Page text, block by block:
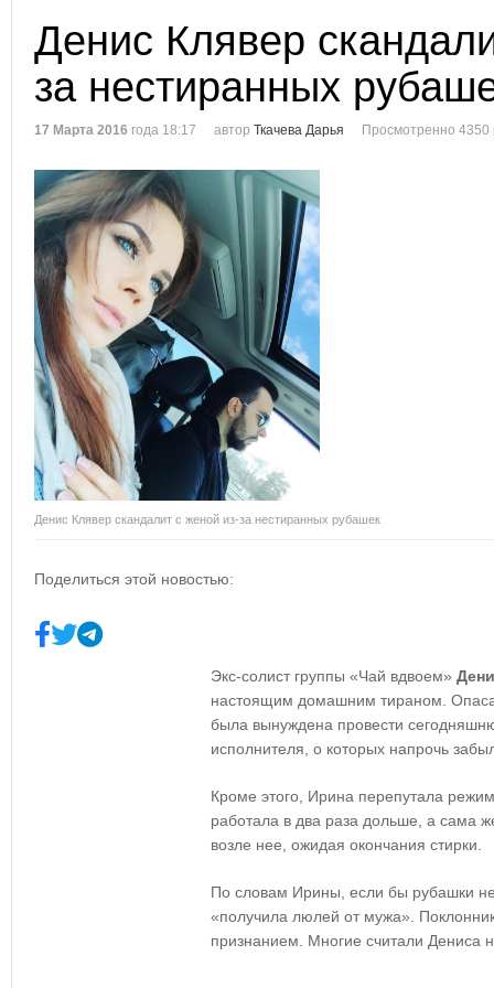
Денис Клявер
за нестиранных
17 Марта 2016 года 18:17 автор Ткачева Дарья Просмотренно 4350
Денис Клявер скандалит с женой из-за нестиранных рубашек
Поделиться этой новостью:
Экс-солист группы «Чай вдвоем»
настоящим домашним тираном.
была вынуждена провести
исполнителя, о которых напрочь
Кроме этого, Ирина перепутала
работала в два раза дольше, а сама
возле нее, ожидая окончания стирки.
По словам Ирины, если бы рубашки
«получила люлей от мужа».
признанием. Многие считали Дениса